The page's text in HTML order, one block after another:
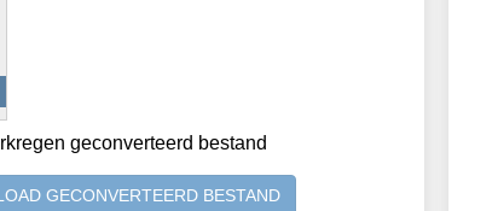
geconverteerd bestand
GECONVERTEERD BESTAND